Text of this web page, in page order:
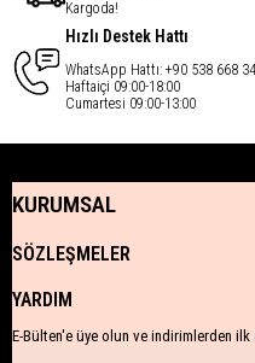
Kargoda!
Hızlı Destek Hattı
WhatsApp Hattı: +90 538 668
Haftaiçi 09:00-18:00
Cumartesi 09:00-13:00
KURUMSAL
SÖZLEŞMELER
YARDIM
E-Bülten'e üye olun ve indirimlerden